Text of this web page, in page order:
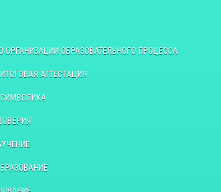
ОРГАНИЗАЦИИ ОБРАЗОВАТЕЛЬНОГО ПРОЦЕССА
АТТЕСТАЦИЯ